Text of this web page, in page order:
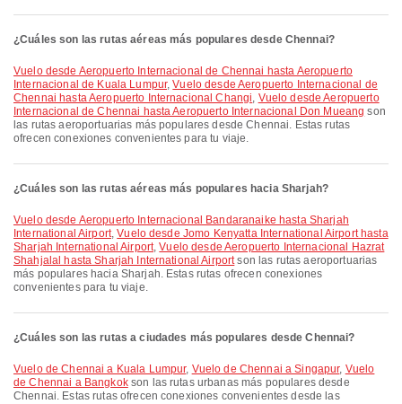
¿Cuáles son las rutas aéreas más populares desde Chennai?
Vuelo desde Aeropuerto Internacional de Chennai hasta Aeropuerto
Internacional de Kuala Lumpur,Vuelo desde Aeropuerto Internacional de
Chennai hasta Aeropuerto Internacional Changi, Vuelo desde Aeropuerto
Internacional de Chennai hasta Aeropuerto Internacional Don Mueang son
las rutas aeroportuarias más populares desde Chennai. Estas rutas
ofrecen conexiones convenientes para tu viaje.
¿Cuáles son las rutas aéreas más populares hacia Sharjah?
Vuelo desde Aeropuerto Internacional Bandaranaike hasta Sharjah
International Airport,Vuelo desde Jomo Kenyatta International Airport hasta
Sharjah International Airport,Vuelo desde Aeropuerto Internacional Hazrat
Shahjalal hasta Sharjah International Airportson las rutas aeroportuarias
más populares hacia Sharjah. Estas rutas ofrecen conexiones
convenientes para tu viaje.
¿Cuáles son las rutas a ciudades más populares desde Chennai?
Vuelo de Chennai a Kuala Lumpur, Vuelo de Chennai a Singapur, Vuelo
de Chennai a Bangkokson las rutas urbanas más populares desde
Chennai. Estas rutas ofrecen conexiones convenientes desde las